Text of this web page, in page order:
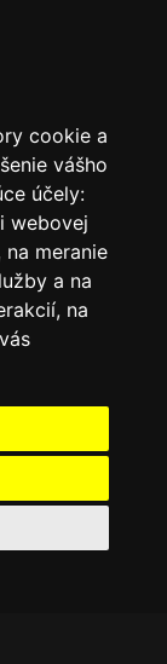
cookie a
vášho
účely:
webovej
na meranie
a na
, na